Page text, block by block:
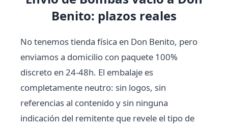
Benito: plazos reales
No tenemos tienda física en Don Benito, pero
enviamos a domicilio con paquete 100%
discreto en 24-48h. El embalaje es
completamente neutro: sin logos, sin
referencias al contenido y sin ninguna
indicación del remitente que revele el tipo de